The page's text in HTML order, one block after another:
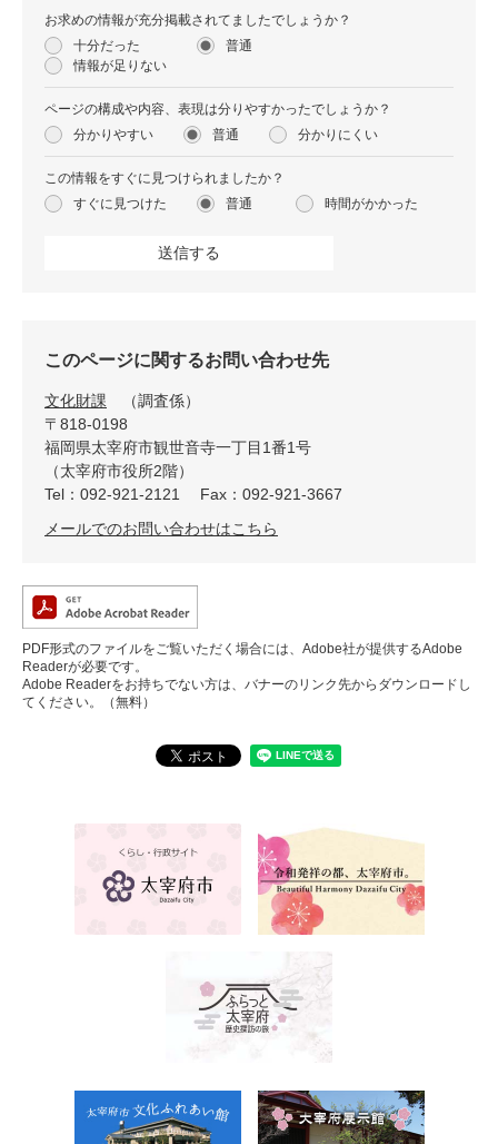
お求めの情報が充分掲載されてましたでしょうか？
十分だった
普通
情報が足りない
ページの構成や内容、表現は分りやすかったでしょうか？
分かりやすい
普通 分かりにくい
この情報をすぐに見つけられましたか？
すぐに見つけた
普通 時間がかかった
このページに関するお問い合わせ先
文化財課
調査係
〒818-0198
福岡県太宰府市観世音寺一丁目1番1号
（太宰府市役所2階）
Tel：092-921-2121
Fax：092-921-3667
メールでのお問い合わせはこちら
PDF形式のファイルをご覧いただく場合には、Adobe社が提供するAdobe
Readerが必要です。
Adobe Readerをお持ちでない方は、バナーのリンク先からダウンロードし
てください。（無料）